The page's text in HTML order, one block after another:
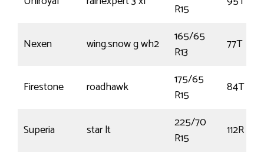
R15
Nexen wing.snow g wh2
165/65
R13
77T
Firestone roadhawk
175/65
R15
84T
Superia star lt
225/70
R15
112R